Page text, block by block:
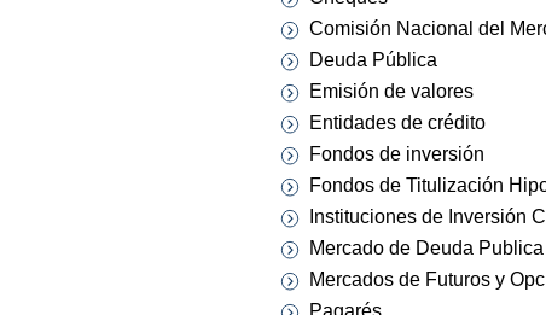
Comisión Nacional del
Deuda Pública
Emisión de valores
Entidades de crédito
Fondos de inversión
Fondos de Titulización
Instituciones de Inversión
Mercado de Deuda
Mercados de Futuros y